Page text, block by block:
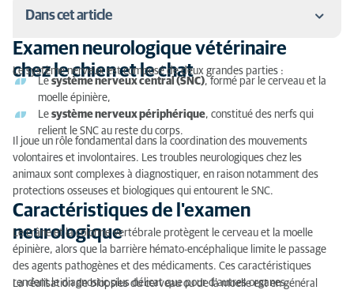
Dans cet article
Examen neurologique vétérinaire chez le chien et le
chat
Caractéristiques de l'examen neurologique
Déroulement de l’examen neurologique
Examens spécifiques très utilisés
Neurologie interventionnelle
Conclusion
Examen neurologique vétérinaire
chez le chien et le chat
Le système nerveux est composé de deux grandes parties :
Le système nerveux central (SNC), formé par le cerveau et la
moelle épinière,
Le système nerveux périphérique, constitué des nerfs qui
relient le SNC au reste du corps.
Il joue un rôle fondamental dans la coordination des mouvements
volontaires et involontaires. Les troubles neurologiques chez les
animaux sont complexes à diagnostiquer, en raison notamment des
protections osseuses et biologiques qui entourent le SNC.
Caractéristiques de l'examen
neurologique
Le crâne et la colonne vertébrale protègent le cerveau et la moelle
épinière, alors que la barrière hémato-encéphalique limite le passage
des agents pathogènes et des médicaments. Ces caractéristiques
rendent le diagnostic plus délicat que pour d’autres organes.
La réalisation de biopsies du cerveau ou de la moelle est en général